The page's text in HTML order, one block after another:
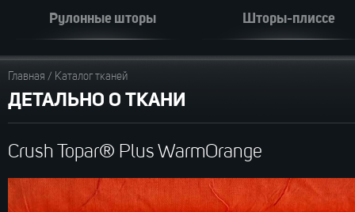
Рулонные шторы Шторы-плиссе
Главная / Каталог тканей
ДЕТАЛЬНО О ТКАНИ
Crush Topar® Plus WarmOrange